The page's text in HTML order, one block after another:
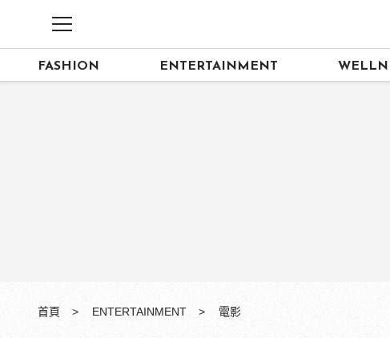
FASHION ENTERTAINMENT
首頁 ENTERTAINMENT 電影